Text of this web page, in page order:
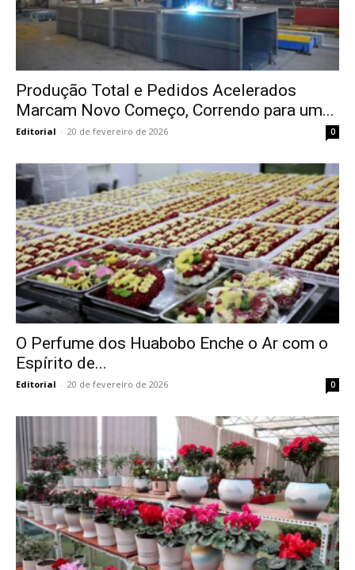
Produção Total e Pedidos Acelerados
Marcam Novo Começo, Correndo para um...
Editorial - 20 de fevereiro de 2026 0
O Perfume dos Huabobo Enche o Ar com o
Espírito de...
Editorial - 20 de fevereiro de 2026 0